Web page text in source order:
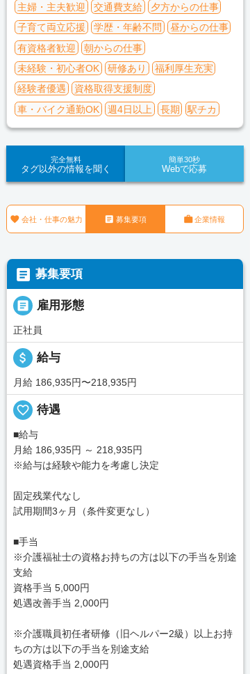
主婦・主夫歓迎 交通費支給
夕方からの仕事
子育て両立応援
学歴・年齢不問
昼からの仕事
有資格者歓迎
朝からの仕事
未経験・初心者OK
研修あり
福利厚生充実
経験者優遇
資格取得支援制度
車・バイク通勤OK
週4日以上 長期 駅チカ
完全無料
タグ以外の情報を聞く
簡単30秒
Webで応募
 会社・仕事の魅力  募集要項 企業情報
 募集要項
 雇用形態
正社員
attach_money 給与
月給 186,935円〜218,935円
favorite_border 待遇
■給与
月給 186,935円 ～ 218,935円
※給与は経験や能力を考慮し決定
固定残業代なし
試用期間3ヶ月（条件変更なし）
■手当
※介護福祉士の資格お持ちの方は以下の手当を別途
支給
資格手当 5,000円
処遇改善手当 2,000円
※介護職員初任者研修（旧ヘルパー2級）以上お持
ちの方は以下の手当を別途支給
処遇資格手当 2,000円